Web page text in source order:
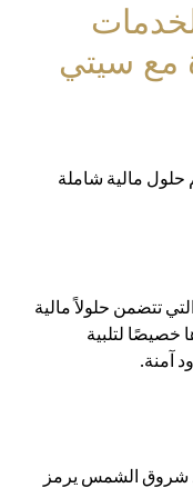
مع سيتي
تتضمن حلولاً مالية
لتلبية
آمنة.